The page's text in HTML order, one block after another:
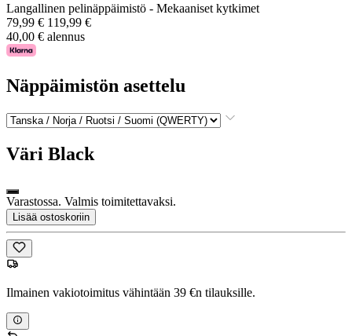
Langallinen pelinäppäimistö - Mekaaniset kytkimet
79,99 € 119,99 €
40,00 € alennus
Näppäimistön asettelu
Väri Black
Varastossa. Valmis toimitettavaksi.
Lisää ostoskoriin
Ilmainen vakiotoimitus vähintään 39 €n tilauksille.